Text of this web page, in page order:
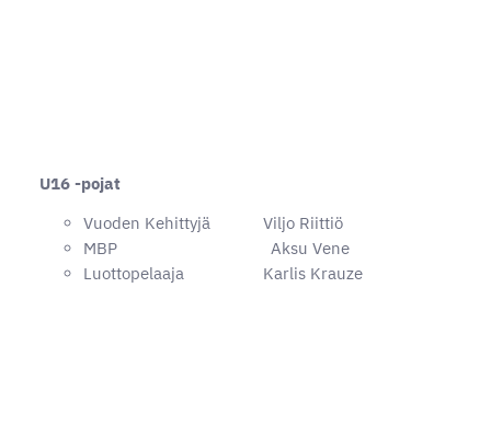
U16 -pojat
Vuoden Kehittyjä Viljo Riittiö
MBP Aksu Vene
Luottopelaaja Karlis Krauze